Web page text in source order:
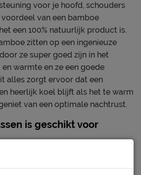
voor je hoofd, schouders
van een bamboe
een 100% natuurlijk product is.
zitten op een ingenieuze
ze super goed zijn in het
warmte en ze een goede
alles zorgt ervoor dat een
heerlijk koel blijft als het te warm
van een optimale nachtrust.
is geschikt voor
kussen een natuurlijk product is,
geschikt voor iedereen met een